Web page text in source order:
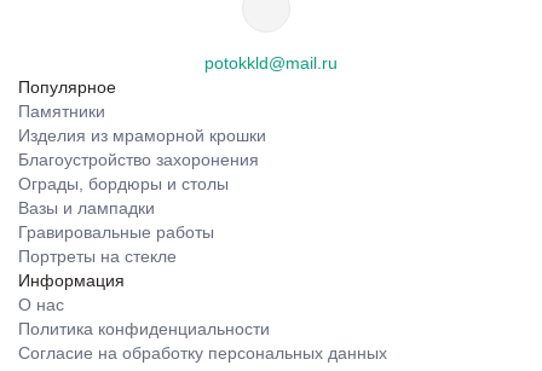
potokkld@mail.ru
Популярное
Памятники
Изделия из мраморной крошки
Благоустройство захоронения
Ограды, бордюры и столы
Вазы и лампадки
Гравировальные работы
Портреты на стекле
Информация
О нас
Политика конфиденциальности
Согласие на обработку персональных данных